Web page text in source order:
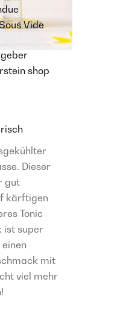
Vide
shop
Dieser
gut
kärftigen
Tonic
ist super
mit
viel mehr